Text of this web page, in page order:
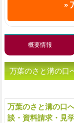
概要情報
万葉のさと溝の口
万葉のさと溝の口
談・資料請求・見